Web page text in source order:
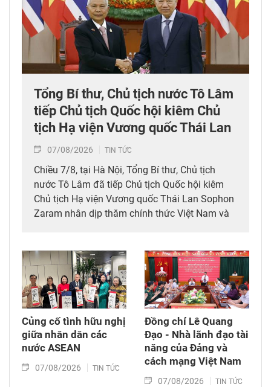
Tổng Bí thư, Chủ tịch nước Tô Lâm
tiếp Chủ tịch Quốc hội kiêm Chủ
tịch Hạ viện Vương quốc Thái Lan
07/08/2026 TIN TỨC
Chiều 7/8, tại Hà Nội, Tổng Bí thư, Chủ tịch
nước Tô Lâm đã tiếp Chủ tịch Quốc hội kiêm
Chủ tịch Hạ viện Vương quốc Thái Lan Sophon
Zaram nhân dịp thăm chính thức Việt Nam và
(6/8/1976 – 6/8/2026).
Củng cố tình hữu nghị
giữa nhân dân các
nước ASEAN
07/08/2026 TIN TỨC
Đồng chí Lê Quang
Đạo - Nhà lãnh đạo tài
năng của Đảng và
cách mạng Việt Nam​
07/08/2026 TIN TỨC